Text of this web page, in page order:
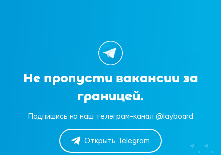
Не пропусти вакансии за
границей.
Подпишись на наш телеграм-канал @layboard
Открыть Telegram